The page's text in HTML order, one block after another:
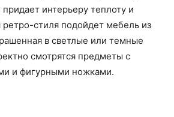
интерьеру теплоту и
ретро-стиля подойдет мебель из
в светлые или темные
смотрятся предметы с
и фигурными ножками.